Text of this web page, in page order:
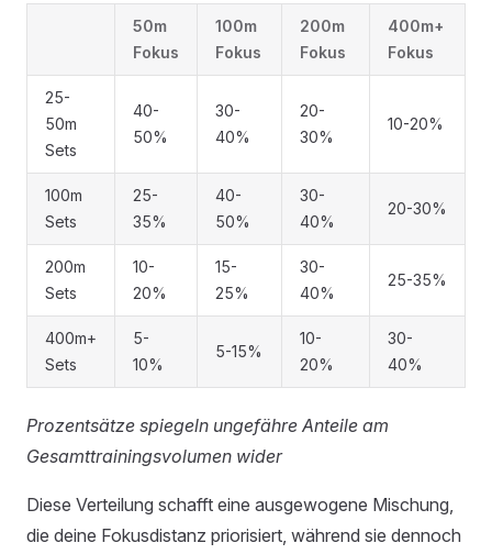
50m
Fokus
100m
Fokus
200m
Fokus
400m+
Fokus
25-
50m
Sets
40-
50%
30-
40%
20-
30%
10-20%
100m
Sets
25-
35%
40-
50%
30-
40%
20-30%
200m
Sets
10-
20%
15-
25%
30-
40%
25-35%
400m+
Sets
5-
10%
5-15%
10-
20%
30-
40%
Prozentsätze spiegeln ungefähre Anteile am
Gesamttrainingsvolumen wider
Diese Verteilung schafft eine ausgewogene Mischung,
die deine Fokusdistanz priorisiert, während sie dennoch